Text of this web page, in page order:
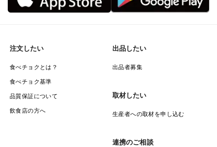
注文したい
食べチョクとは？
食べチョク基準
品質保証について
飲食店の方へ
出品したい
出品者募集
取材したい
生産者への取材を申し込む
連携のご相談